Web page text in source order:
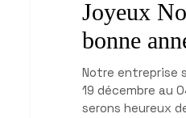
Joyeux
bonne
Notre entreprise
19 décembre au
serons heureux